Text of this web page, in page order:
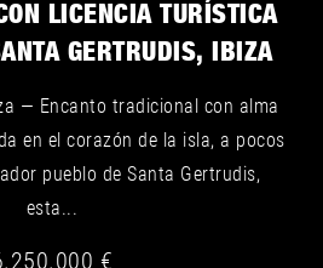
LICENCIA TURÍSTICA
GERTRUDIS, IBIZA
— Encanto tradicional con alma
en el corazón de la isla, a pocos
pueblo de Santa Gertrudis,
esta...
€